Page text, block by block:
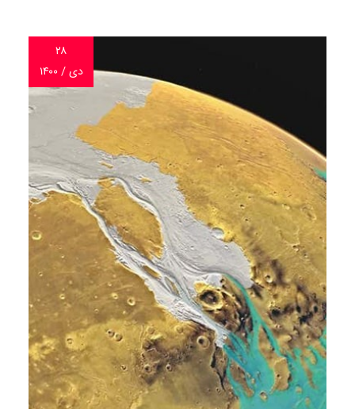
۲۸
دی / ۱۴۰۰